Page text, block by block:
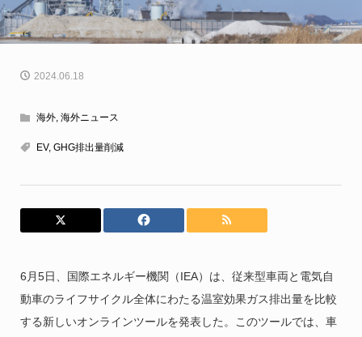
2024.06.18
海外, 海外ニュース
EV, GHG排出量削減
6月5日、国際エネルギー機関（IEA）は、従来型車両と電気自
動車のライフサイクル全体にわたる温室効果ガス排出量を比較
する新しいオンラインツールを発表した。このツールでは、車